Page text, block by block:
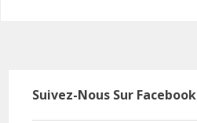
Suivez-Nous Sur Facebook